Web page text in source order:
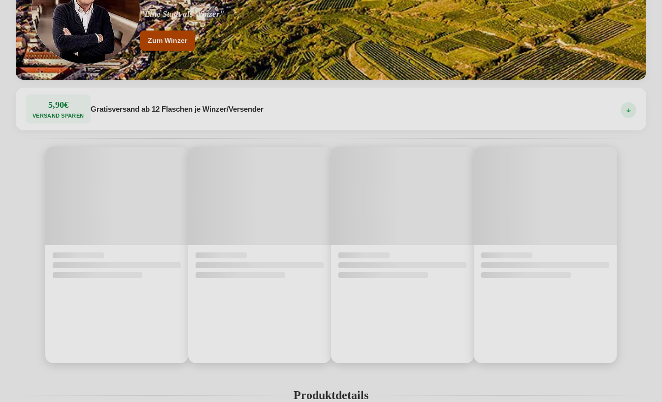
"Eine Stadt als Winzer"
Zum Winzer
5,90€
VERSAND SPAREN
Gratisversand ab 12 Flaschen je Winzer/Versender
Produktdetails